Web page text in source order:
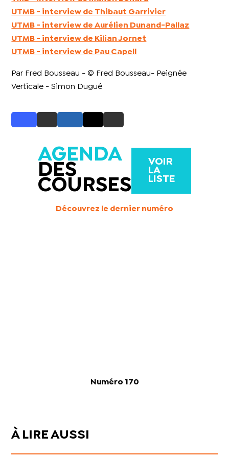
UTMB - interview de Thibaut Garrivier
UTMB - interview de Aurélien Dunand-Pallaz
UTMB - interview de Kilian Jornet
UTMB - interview de Pau Capell
Par Fred Bousseau - © Fred Bousseau- Peignée
Verticale - Simon Dugué
AGENDA
DES
COURSES
VOIR
LA
LISTE
Découvrez le dernier numéro
Numéro 170
À LIRE AUSSI